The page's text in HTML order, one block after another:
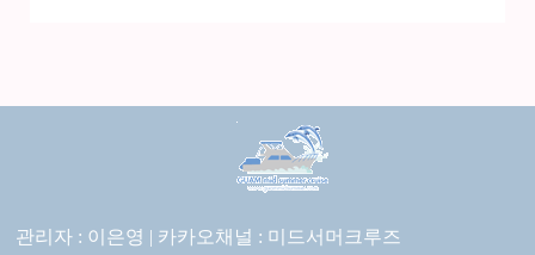
관리자 : 이은영 | 카카오채널 : 미드서머크루즈